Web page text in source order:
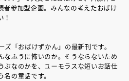
者参加型企画。みんなの考えたおばけ
「おばけずかん」の最新刊です。
ふうに怖いのか。そうならないため
ぶなのかを、ユーモラスな短いお話仕
の童話です。